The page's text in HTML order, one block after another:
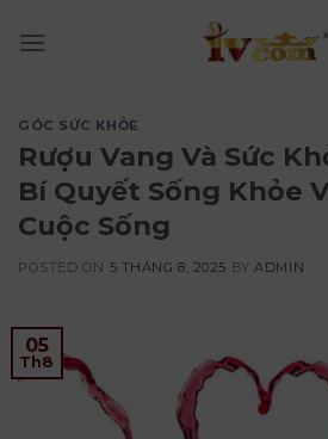
GÓC SỨC KHỎE
Rượu Vang Và Sức
Bí Quyết Sống Khỏe
Cuộc Sống
POSTED ON 5 THÁNG 8, 2025 BY ADMIN
05
Th8